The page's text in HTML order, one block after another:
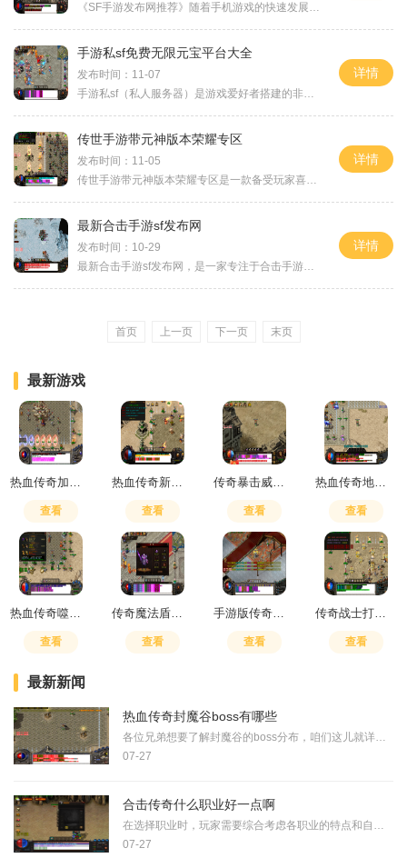
《SF手游发布网推荐》随着手机游戏的快速发展，越来越多的玩家开始注重游戏的品质和内容。作为一家专注于科幻题材的手游发布网，SF手游发布网成为了广大科幻游戏玩家的首选。本
手游私sf免费无限元宝平台大全
发布时间：11-07
手游私sf（私人服务器）是游戏爱好者搭建的非官方游戏服务器，由个人或团队管理和运营。相比于官方服务器，私sf服务器往往提供更多的自由度和福利，其中最吸引人的部分就是免费
详情
传世手游带元神版本荣耀专区
发布时间：11-05
传世手游带元神版本荣耀专区是一款备受玩家喜爱的手机游戏。该游戏以独特的元神系统和创新的玩法为特色，为玩家带来了真实、激烈和刺激的战斗体验。在传世手游带元神版本荣耀
详情
最新合击手游sf发布网
发布时间：10-29
最新合击手游sf发布网，是一家专注于合击手游推广与发布的网站。合击手游是一种独特的游戏玩法，让玩家可以组建团队，进行合作，共同击败强大的敌人。本站精心挑选了各种精彩刺
详情
首页 上一页 下一页 末页
最新游戏
热血传奇加防御的项链叫什么
查看
热血传奇新手任务怎么做的
查看
传奇暴击威力好还是主属性好
查看
热血传奇地下宫殿泡点
查看
热血传奇噬血术和灵魂火符哪个更实用
查看
传奇魔法盾抵抗多少伤害
查看
手游版传奇最强职业是什么
查看
传奇战士打战士怎么打
查看
最新新闻
热血传奇封魔谷boss有哪些
各位兄弟想要了解封魔谷的boss分布，咱们这儿就详细唠一唠。从入口区域到最深处，封魔谷里藏着不少大家伙，其中骷髅精灵、半兽统领和千年树妖算是地面的三大招牌。骷髅精灵每小
07-27
合击传奇什么职业好一点啊
在选择职业时，玩家需要综合考虑各职业的特点和自身游戏偏好。英雄合击传奇主要提供战士、法师、道士和刺客四种职业选择，每个职业都有独特的定位和优劣势。战士是近战输出职
07-27